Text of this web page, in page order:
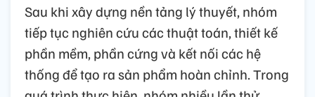
Sau khi xây dựng nền tảng lý thuyết, nhóm
tiếp tục nghiên cứu các thuật toán, thiết kế
phần mềm, phần cứng và kết nối các hệ
thống để tạo ra sản phẩm hoàn chỉnh. Trong